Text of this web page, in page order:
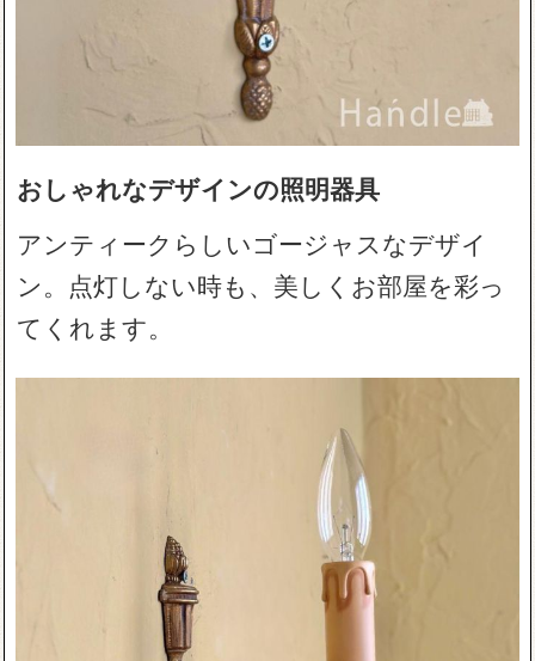
おしゃれなデザインの照明器具
アンティークらしいゴージャスなデザイ
ン。点灯しない時も、美しくお部屋を彩っ
てくれます。